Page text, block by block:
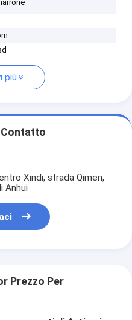
più
Contatto
Xindi, strada Qimen,
Anhui
Prezzo Per